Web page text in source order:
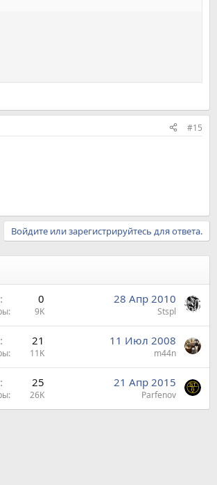
#15
Войдите или зарегистрируйтесь для ответа.
0
9K
28 Апр 2010
Stspl
21
11K
11 Июл 2008
m44n
25
26K
21 Апр 2015
Parfenov